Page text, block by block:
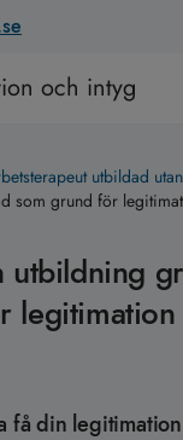
och intyg
utbildad
som grund för
utbildning
legitimation
få din